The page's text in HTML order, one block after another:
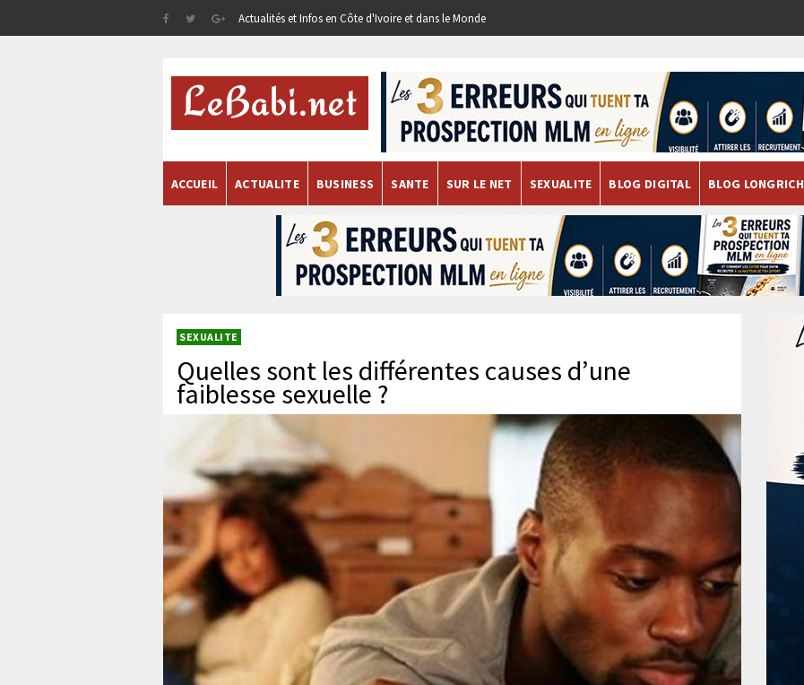
Actualités et Infos en Côte d'Ivoire et dans le Monde
ACCUEIL ACTUALITE BUSINESS SANTE SUR LE NET SEXUALITE BLOG DIGITAL BLOG LONGRICH
SEXUALITE
Quelles sont les différentes causes d’une
faiblesse sexuelle ?